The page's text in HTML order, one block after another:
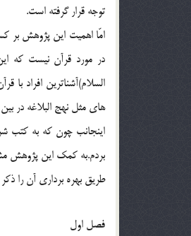
توجه قرار گرفته است.
امّا اهمیت این پژوهش بر
در مورد قرآن نیست که
السلام)آشناترین افراد
های مثل نهج البلاغه در
اینجانب چون که به کتب
بردم.به کمک این پژوهش
طریق بهره برداری آن را
فصل اول